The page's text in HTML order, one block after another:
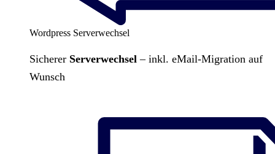
Wordpress Serverwechsel
Sicherer Serverwechsel – inkl. eMail-Migration auf
Wunsch